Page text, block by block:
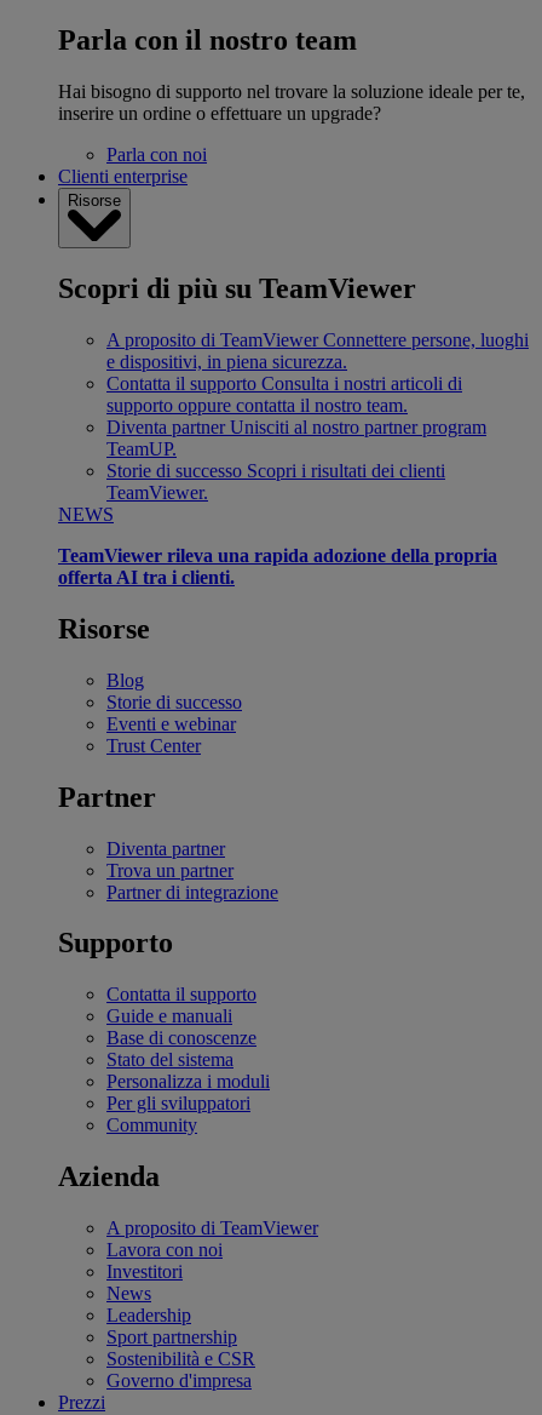
Parla con il nostro team
Hai bisogno di supporto nel trovare la soluzione ideale per te,
inserire un ordine o effettuare un upgrade?
Parla con noi
Clienti enterprise
Risorse
Scopri di più su TeamViewer
A proposito di TeamViewer Connettere persone, luoghi
e dispositivi, in piena sicurezza.
Contatta il supporto Consulta i nostri articoli di
supporto oppure contatta il nostro team.
Diventa partner Unisciti al nostro partner program
TeamUP.
Storie di successo Scopri i risultati dei clienti
TeamViewer.
NEWS
TeamViewer rileva una rapida adozione della propria
offerta AI tra i clienti.
Risorse
Blog
Storie di successo
Eventi e webinar
Trust Center
Partner
Diventa partner
Trova un partner
Partner di integrazione
Supporto
Contatta il supporto
Guide e manuali
Base di conoscenze
Stato del sistema
Personalizza i moduli
Per gli sviluppatori
Community
Azienda
A proposito di TeamViewer
Lavora con noi
Investitori
News
Leadership
Sport partnership
Sostenibilità e CSR
Governo d'impresa
Prezzi